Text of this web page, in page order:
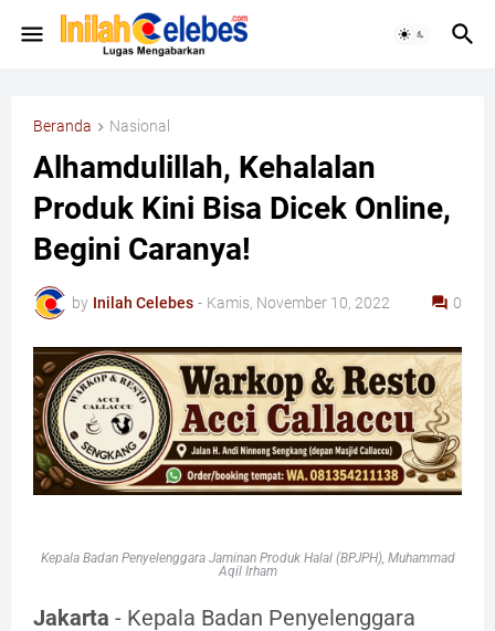
Beranda Nasional
Alhamdulillah, Kehalalan
Produk Kini Bisa Dicek Online,
Begini Caranya!
by Inilah Celebes - Kamis, November 10, 2022 0
Kepala Badan Penyelenggara Jaminan Produk Halal (BPJPH), Muhammad
Aqil Irham
Jakarta - Kepala Badan Penyelenggara